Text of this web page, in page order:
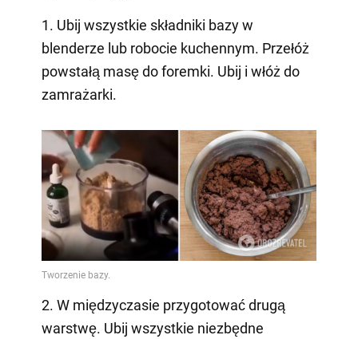
1. Ubij wszystkie składniki bazy w
blenderze lub robocie kuchennym. Przełóż
powstałą masę do foremki. Ubij i włóż do
zamrażarki.
2. W międzyczasie przygotować drugą
warstwę. Ubij wszystkie niezbędne